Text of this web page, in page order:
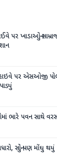
પર ખાડાઓનું
પર એસઓજી
ભારે પવન સાથે
સોનું પણ મોંઘુ થયું